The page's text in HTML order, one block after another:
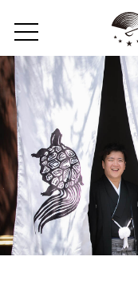
Home
Concept
Restaurant
Wedding
ウェディングトップ
Wedding